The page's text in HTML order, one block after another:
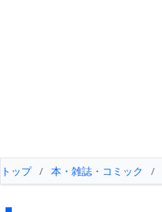
トップ / 本・雑誌・コミック /